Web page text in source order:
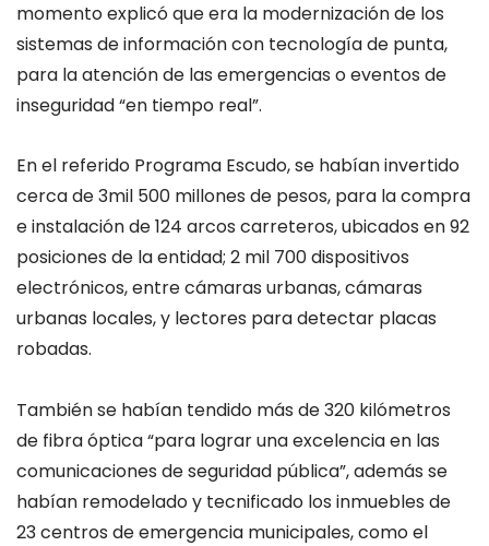
momento explicó que era la modernización de los
sistemas de información con tecnología de punta,
para la atención de las emergencias o eventos de
inseguridad “en tiempo real”.
En el referido Programa Escudo, se habían invertido
cerca de 3mil 500 millones de pesos, para la compra
e instalación de 124 arcos carreteros, ubicados en 92
posiciones de la entidad; 2 mil 700 dispositivos
electrónicos, entre cámaras urbanas, cámaras
urbanas locales, y lectores para detectar placas
robadas.
También se habían tendido más de 320 kilómetros
de fibra óptica “para lograr una excelencia en las
comunicaciones de seguridad pública”, además se
habían remodelado y tecnificado los inmuebles de
23 centros de emergencia municipales, como el